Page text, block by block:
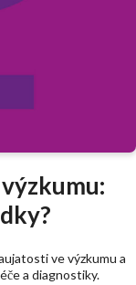
ve výzkumu a
a diagnostiky.